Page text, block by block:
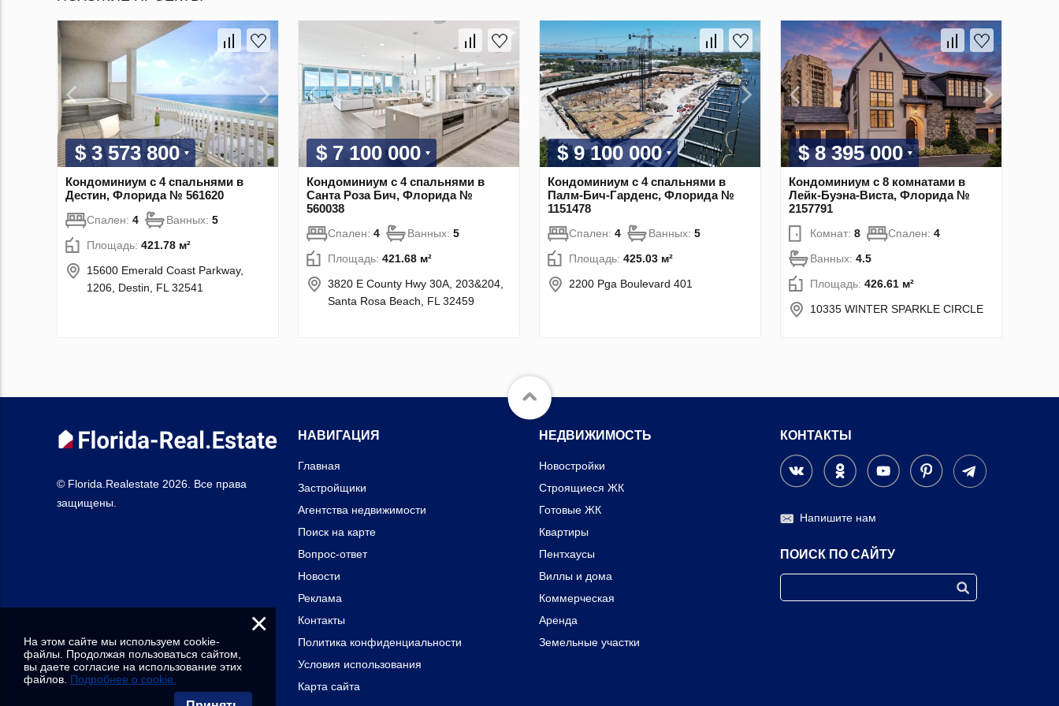
$ 3 573 800
Кондоминиум с 4 спальнями в
Дестин, Флорида № 561620
Спален: 4 Ванных: 5
Площадь: 421.78 м²
15600 Emerald Coast Parkway,
1206, Destin, FL 32541
$ 7 100 000
Кондоминиум с 4 спальнями в
Санта Роза Бич, Флорида №
560038
Спален: 4 Ванных: 5
Площадь: 421.68 м²
3820 E County Hwy 30A, 203&204,
Santa Rosa Beach, FL 32459
$ 9 100 000
Кондоминиум с 4 спальнями в
Палм-Бич-Гарденс, Флорида №
1151478
Спален: 4 Ванных: 5
Площадь: 425.03 м²
2200 Pga Boulevard 401
$ 8 395 000
Кондоминиум с 8 комнатами в
Лейк-Буэна-Виста, Флорида №
2157791
Комнат: 8 Спален: 4
Ванных: 4.5
Площадь: 426.61 м²
10335 WINTER SPARKLE CIRCLE
© Florida.Realestate 2026. Все права
защищены.
НАВИГАЦИЯ
Главная
Застройщики
Агентства недвижимости
Поиск на карте
Вопрос-ответ
Новости
Реклама
Контакты
Политика конфиденциальности
Условия использования
Карта сайта
НЕДВИЖИМОСТЬ
Новостройки
Строящиеся ЖК
Готовые ЖК
Квартиры
Пентхаусы
Виллы и дома
Коммерческая
Аренда
Земельные участки
КОНТАКТЫ
Напишите нам
ПОИСК ПО САЙТУ
×
На этом сайте мы используем cookie-
файлы. Продолжая пользоваться сайтом,
вы даете согласие на использование этих
файлов. Подробнее о cookie.